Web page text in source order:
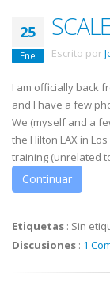
25
Ene Escrito por
I am officially back
and I have a few
We (myself and a
the Hilton LAX in
training (unrelated
Continuar
Etiquetas : Sin
Discusiones : 1